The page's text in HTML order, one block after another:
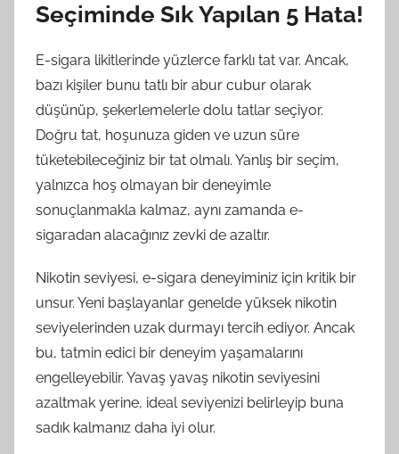
Seçiminde Sık Yapılan 5 Hata!
E-sigara likitlerinde yüzlerce farklı tat var. Ancak,
bazı kişiler bunu tatlı bir abur cubur olarak
düşünüp, şekerlemelerle dolu tatlar seçiyor.
Doğru tat, hoşunuza giden ve uzun süre
tüketebileceğiniz bir tat olmalı. Yanlış bir seçim,
yalnızca hoş olmayan bir deneyimle
sonuçlanmakla kalmaz, aynı zamanda e-
sigaradan alacağınız zevki de azaltır.
Nikotin seviyesi, e-sigara deneyiminiz için kritik bir
unsur. Yeni başlayanlar genelde yüksek nikotin
seviyelerinden uzak durmayı tercih ediyor. Ancak
bu, tatmin edici bir deneyim yaşamalarını
engelleyebilir. Yavaş yavaş nikotin seviyesini
azaltmak yerine, ideal seviyenizi belirleyip buna
sadık kalmanız daha iyi olur.